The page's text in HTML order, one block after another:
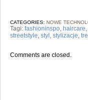
CATEGORIES: NOWE
Tagi: fashioninspo, haircare,
streetstyle, styl , stylizacje,
Comments are closed.